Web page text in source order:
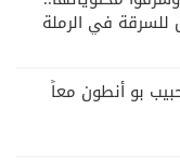
في الرملة
بو أنطون معاً